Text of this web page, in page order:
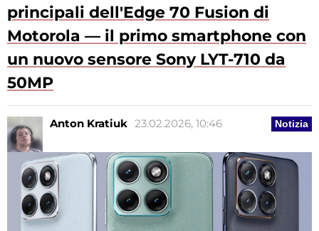
principali dell'Edge 70 Fusion di
Motorola — il primo smartphone con
un nuovo sensore Sony LYT-710 da
50MP
Notizia
Anton Kratiuk 23.02.2026, 10:46